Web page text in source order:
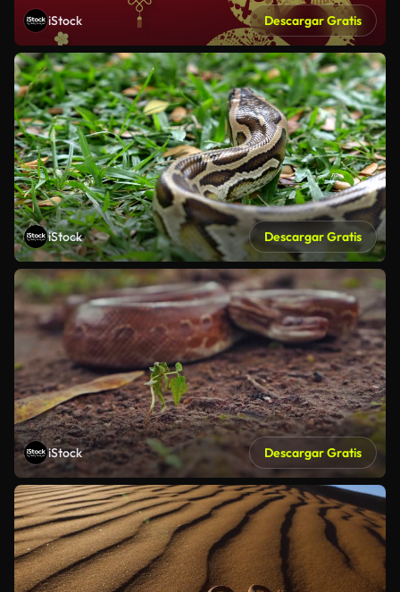
iStock Descargar Gratis
iStock Descargar Gratis
iStock Descargar Gratis